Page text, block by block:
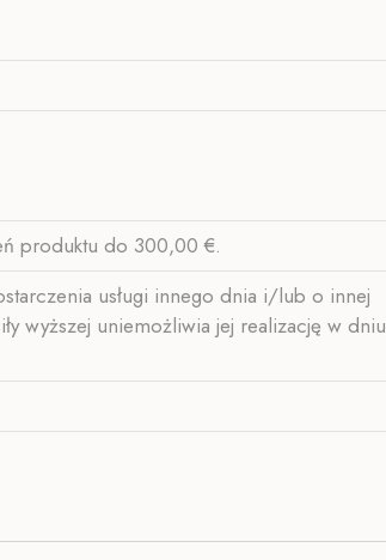
produktu do 300,00 €.
usługi innego dnia i/lub o innej
wyższej uniemożliwia jej realizację w dniu